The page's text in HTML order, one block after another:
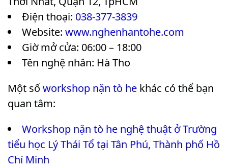
Điện thoại: 038-377-3839
Website: www.nghenhantohe.com
Giờ mở cửa: 06:00 – 18:00
Tên nghệ nhân: Hà Tho
Một sốworkshop nặn tò he khác có thể bạn
quan tâm:
Workshop nặn tò he nghệ thuật ở Trường
tiểu học Lý Thái Tổ tại Tân Phú, Thành phố Hồ
Chí Minh